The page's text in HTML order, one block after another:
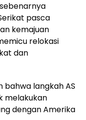
pasca
kemajuan
relokasi
dan
bahwa langkah AS
melakukan
dengan Amerika